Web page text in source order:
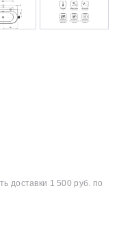
доставки 1 500 руб. по